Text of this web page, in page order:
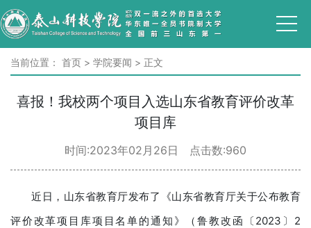
当前位置： 首页 > 学院要闻 > 正文
喜报！我校两个项目入选山东省教育评价改革
项目库
时间:2023年02月26日 点击数:960
近日，山东省教育厅发布了《山东省教育厅关于公布教育
评价改革项目库项目名单的通知》（鲁教改函〔2023〕2